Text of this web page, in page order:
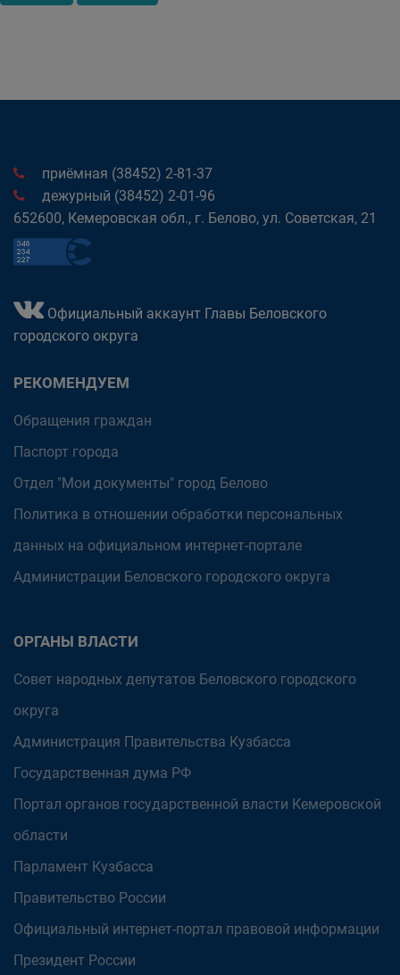
приёмная (38452) 2-81-37
дежурный (38452) 2-01-96
652600, Кемеровская обл., г. Белово, ул. Советская, 21
Официальный аккаунт Главы Беловского
городского округа
РЕКОМЕНДУЕМ
Обращения граждан
Паспорт города
Отдел "Мои документы" город Белово
Политика в отношении обработки персональных
данных на официальном интернет-портале
Администрации Беловского городского округа
ОРГАНЫ ВЛАСТИ
Совет народных депутатов Беловского городского
округа
Администрация Правительства Кузбасса
Государственная дума РФ
Портал органов государственной власти Кемеровской
области
Парламент Кузбасса
Правительство России
Официальный интернет-портал правовой информации
Президент России